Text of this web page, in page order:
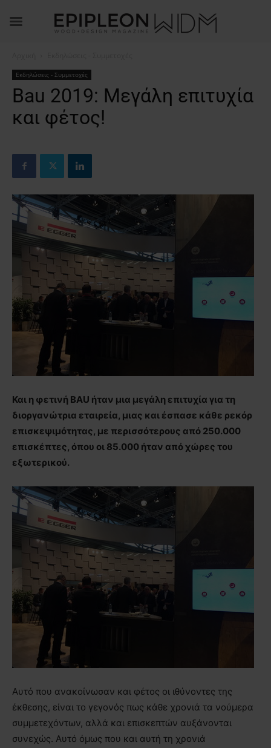
Εκδηλώσεις - Συμμετοχές
Bau 2019: Μεγάλη επιτυχία
και φέτος!
Και η φετινή BAU ήταν μια μεγάλη επιτυχία για τη
διοργανώτρια εταιρεία, μιας και έσπασε κάθε ρεκόρ
επισκεψιμότητας, με περισσότερους από 250.000
επισκέπτες, όπου οι 85.000 ήταν από χώρες του
εξωτερικού.
Αυτό που ανακοίνωσαν και φέτος οι ιθύνοντες της
έκθεσης, είναι το γεγονός πως κάθε χρονιά τα νούμερα
συμμετεχόντων, αλλά και επισκεπτών αυξάνονται
συνεχώς. Αυτό όμως που και αυτή τη χρονιά